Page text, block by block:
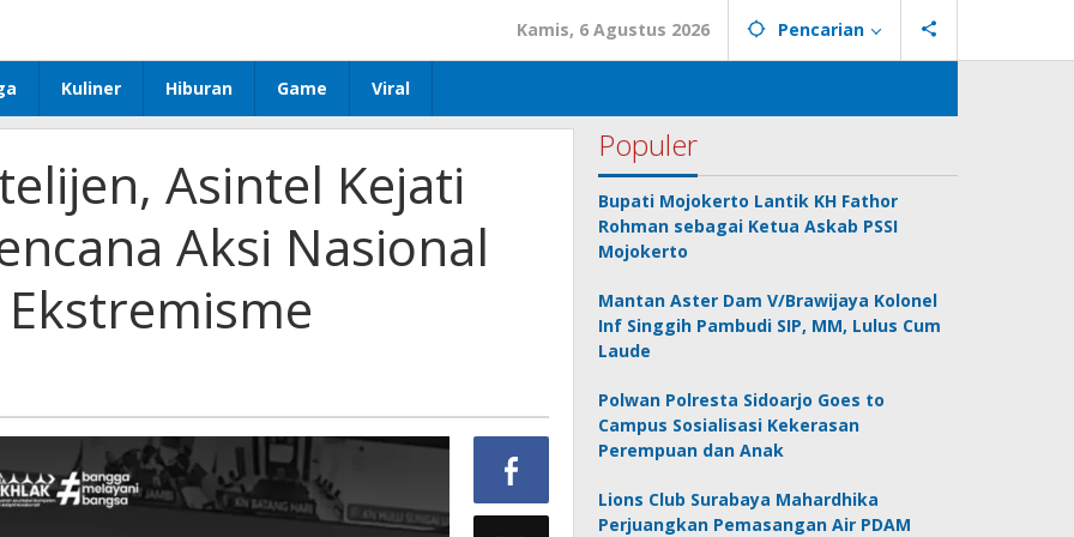
Kamis, 6 Agustus 2026 Pencarian
Kuliner Hiburan Game Viral
Asintel Kejati
Aksi Nasional
Populer
Bupati Mojokerto Lantik KH Fathor
Rohman sebagai Ketua Askab PSSI
Mojokerto
Mantan Aster Dam V/Brawijaya Kolonel
Inf Singgih Pambudi SIP, MM, Lulus Cum
Laude
Polwan Polresta Sidoarjo Goes to
Campus Sosialisasi Kekerasan
Perempuan dan Anak
Lions Club Surabaya Mahardhika
Perjuangkan Pemasangan Air PDAM